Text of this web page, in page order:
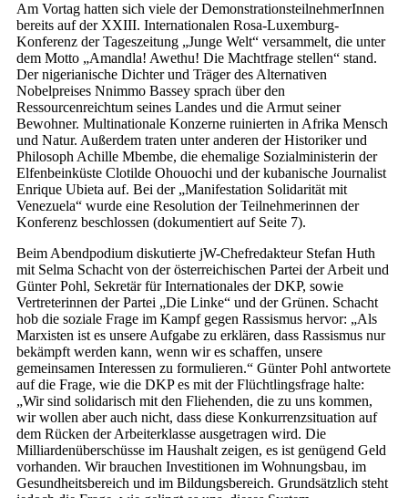
Am Vortag hatten sich viele der DemonstrationsteilnehmerInnen
bereits auf der XXIII. Internationalen Rosa-Luxemburg-
Konferenz der Tageszeitung „Junge Welt“ versammelt, die unter
dem Motto „Amandla! Awethu! Die Machtfrage stellen“ stand.
Der nigerianische Dichter und Träger des Alternativen
Nobelpreises Nnimmo Bassey sprach über den
Ressourcenreichtum seines Landes und die Armut seiner
Bewohner. Multinationale Konzerne ruinierten in Afrika Mensch
und Natur. Außerdem traten unter anderen der Historiker und
Philosoph Achille Mbembe, die ehemalige Sozialministerin der
Elfenbeinküste Clotilde Ohouochi und der kubanische Journalist
Enrique Ubieta auf. Bei der „Manifestation Solidarität mit
Venezuela“ wurde eine Resolution der Teilnehmerinnen der
Konferenz beschlossen (dokumentiert auf Seite 7).
Beim Abendpodium diskutierte jW-Chefredakteur Stefan Huth
mit Selma Schacht von der österreichischen Partei der Arbeit und
Günter Pohl, Sekretär für Internationales der DKP, sowie
Vertreterinnen der Partei „Die Linke“ und der Grünen. Schacht
hob die soziale Frage im Kampf gegen Rassismus hervor: „Als
Marxisten ist es unsere Aufgabe zu erklären, dass Rassismus nur
bekämpft werden kann, wenn wir es schaffen, unsere
gemeinsamen Interessen zu formulieren.“ Günter Pohl antwortete
auf die Frage, wie die DKP es mit der Flüchtlingsfrage halte:
„Wir sind solidarisch mit den Fliehenden, die zu uns kommen,
wir wollen aber auch nicht, dass diese Konkurrenzsituation auf
dem Rücken der Arbeiterklasse ausgetragen wird. Die
Milliardenüberschüsse im Haushalt zeigen, es ist genügend Geld
vorhanden. Wir brauchen Investitionen im Wohnungsbau, im
Gesundheitsbereich und im Bildungsbereich. Grundsätzlich steht